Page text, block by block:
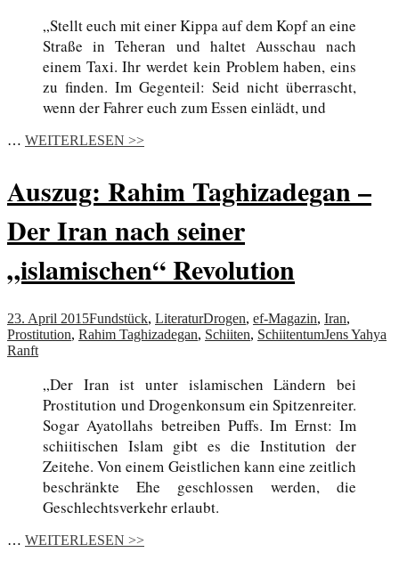
„Stellt euch mit einer Kippa auf dem Kopf an eine
Straße in Teheran und haltet Ausschau nach
einem Taxi. Ihr werdet kein Problem haben, eins
zu finden. Im Gegenteil: Seid nicht überrascht,
wenn der Fahrer euch zum Essen einlädt, und
… WEITERLESEN >>
Auszug: Rahim Taghizadegan –
Der Iran nach seiner
„islamischen“ Revolution
23. April 2015Fundstück, LiteraturDrogen, ef-Magazin, Iran,
Prostitution, Rahim Taghizadegan, Schiiten, SchiitentumJens Yahya
Ranft
„Der Iran ist unter islamischen Ländern bei
Prostitution und Drogenkonsum ein Spitzenreiter.
Sogar Ayatollahs betreiben Puffs. Im Ernst: Im
schiitischen Islam gibt es die Institution der
Zeitehe. Von einem Geistlichen kann eine zeitlich
beschränkte Ehe geschlossen werden, die
Geschlechtsverkehr erlaubt.
… WEITERLESEN >>